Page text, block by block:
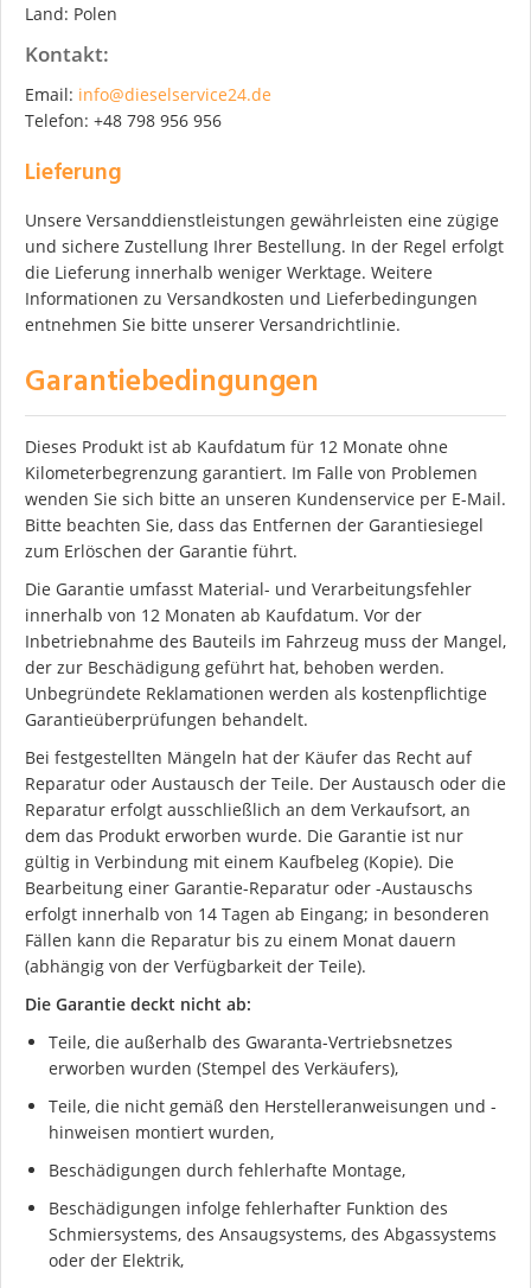
Land: Polen
Kontakt:
Email: info@dieselservice24.de
Telefon: +48 798 956 956
Lieferung
Unsere Versanddienstleistungen gewährleisten eine zügige
und sichere Zustellung Ihrer Bestellung. In der Regel erfolgt
die Lieferung innerhalb weniger Werktage. Weitere
Informationen zu Versandkosten und Lieferbedingungen
entnehmen Sie bitte unserer Versandrichtlinie.
Garantiebedingungen
Dieses Produkt ist ab Kaufdatum für 12 Monate ohne
Kilometerbegrenzung garantiert. Im Falle von Problemen
wenden Sie sich bitte an unseren Kundenservice per E-Mail.
Bitte beachten Sie, dass das Entfernen der Garantiesiegel
zum Erlöschen der Garantie führt.
Die Garantie umfasst Material- und Verarbeitungsfehler
innerhalb von 12 Monaten ab Kaufdatum. Vor der
Inbetriebnahme des Bauteils im Fahrzeug muss der Mangel,
der zur Beschädigung geführt hat, behoben werden.
Unbegründete Reklamationen werden als kostenpflichtige
Garantieüberprüfungen behandelt.
Bei festgestellten Mängeln hat der Käufer das Recht auf
Reparatur oder Austausch der Teile. Der Austausch oder die
Reparatur erfolgt ausschließlich an dem Verkaufsort, an
dem das Produkt erworben wurde. Die Garantie ist nur
gültig in Verbindung mit einem Kaufbeleg (Kopie). Die
Bearbeitung einer Garantie-Reparatur oder -Austauschs
erfolgt innerhalb von 14 Tagen ab Eingang; in besonderen
Fällen kann die Reparatur bis zu einem Monat dauern
(abhängig von der Verfügbarkeit der Teile).
Die Garantie deckt nicht ab:
Teile, die außerhalb des Gwaranta-Vertriebsnetzes
erworben wurden (Stempel des Verkäufers),
Teile, die nicht gemäß den Herstelleranweisungen und -
hinweisen montiert wurden,
Beschädigungen durch fehlerhafte Montage,
Beschädigungen infolge fehlerhafter Funktion des
Schmiersystems, des Ansaugsystems, des Abgassystems
oder der Elektrik,